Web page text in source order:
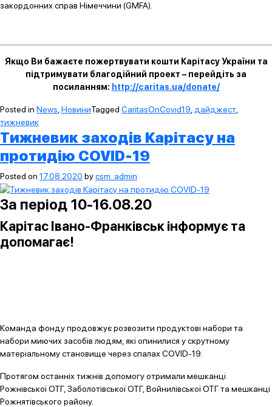
закордонних справ Німеччини (GMFA).
Якщо Ви бажаєте пожертвувати кошти Карітасу України та
підтримувати благодійний проект – перейдіть за
посиланням: http://caritas.ua/donate/
Posted in News НовиниTagged CaritasOnCovid19 дайджест
тижневик
Тижневик заходів Карітасу на
протидію COVID-19
Posted on 17.08.2020 bycsm_admin
За період 10-16.08.20
Карітас Івано-Франківськ інформує та
допомагає!
Команда фонду продовжує розвозити продуктові набори та
набори миючих засобів людям, які опинилися у скрутному
матеріальному становище через спалах COVID-19.
Протягом останніх тижнів допомогу отримали мешканці
Рожнівської ОТГ, Заболотівської ОТГ, Войнилівської ОТГ та мешканці
Рожнятівського району.